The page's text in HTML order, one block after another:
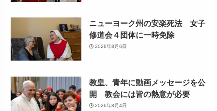
ニューヨーク州の安楽死法 女子
修道会４団体に一時免除
2026年8月6日
教皇、青年に動画メッセージを公
開 教会には皆の熱意が必要
2026年8月4日